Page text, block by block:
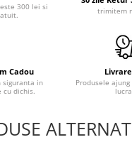
300 lei si
trimitem
Cadou
siguranta in
cu dichis.
Produsele